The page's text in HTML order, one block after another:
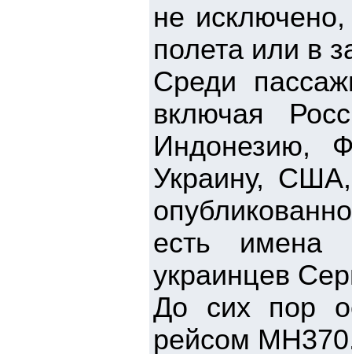
не
полета или в
Среди
включая
Индонезию,
Украину,
есть имена
украинцев
До сих пор
рейсом